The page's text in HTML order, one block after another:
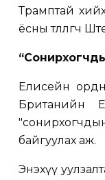
Трамптай
ёсны
Елисейн
Британийн
байгуулах аж.
Энэхүү